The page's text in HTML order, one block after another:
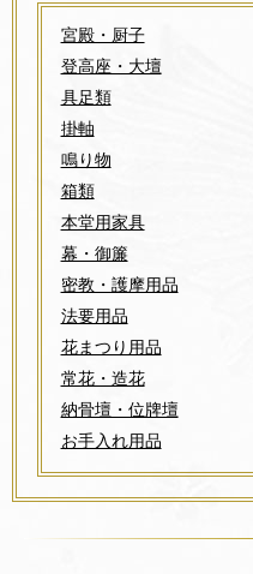
宮殿・厨子
登高座・大壇
具足類
掛軸
鳴り物
箱類
本堂用家具
幕・御簾
密教・護摩用品
法要用品
花まつり用品
常花・造花
納骨壇・位牌壇
お手入れ用品